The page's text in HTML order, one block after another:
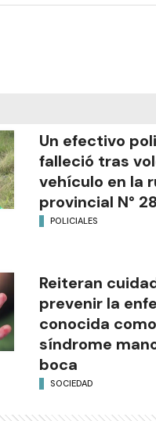
Un efectivo
falleció tras
vehículo en la
provincial N° 28
POLICIALES
Reiteran
prevenir la
conocida como
síndrome
boca
SOCIEDAD